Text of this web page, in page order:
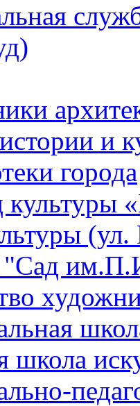
и
города
культуры
(ул.
школа